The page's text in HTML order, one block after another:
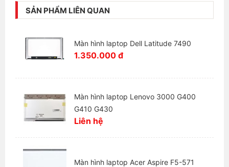
Laptop Hải Đăng - Chuyên mua bán và sửa chữa
laptop
+ Địa chỉ:28 Thái Hà, Trung Liệt, Đống Đa, Hà Nội
+ Website: https://laptophaidang.com
SẢN PHẨM LIÊN QUAN
Màn hình laptop Dell Latitude 7490
1.350.000 đ
Màn hình laptop Lenovo 3000 G400
G410 G430
Liên hệ
Màn hình laptop Acer Aspire F5-571